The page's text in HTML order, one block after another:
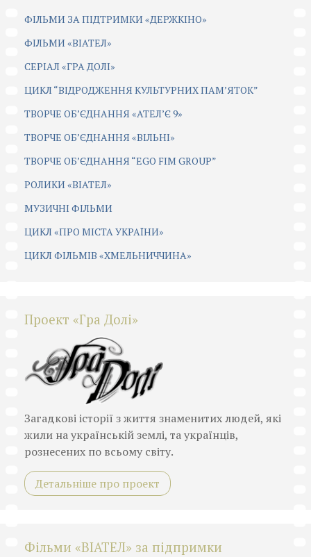
ФІЛЬМИ ЗА ПІДТРИМКИ «ДЕРЖКІНО»
ФІЛЬМИ «ВІАТЕЛ»
СЕРІАЛ «ГРА ДОЛІ»
ЦИКЛ “ВІДРОДЖЕННЯ КУЛЬТУРНИХ ПАМ’ЯТОК”
ТВОРЧЕ ОБ’ЄДНАННЯ «АТЕЛ’Є 9»
ТВОРЧЕ ОБ’ЄДНАННЯ «ВІЛЬНІ»
ТВОРЧЕ ОБ’ЄДНАННЯ “EGO FIM GROUP”
РОЛИКИ «ВІАТЕЛ»
МУЗИЧНІ ФІЛЬМИ
ЦИКЛ «ПРО МІСТА УКРАЇНИ»
ЦИКЛ ФІЛЬМІВ «ХМЕЛЬНИЧЧИНА»
Проект «Гра Долі»
Загадкові історії з життя знаменитих людей, які
жили на українській землі, та українців,
рознесених по всьому світу.
Детальніше про проект
Фільми «ВІАТЕЛ» за підпримки